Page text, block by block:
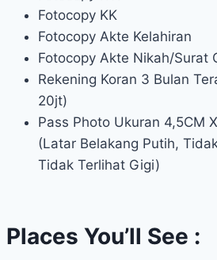
Fotocopy KK
Fotocopy Akte Kelahiran
Fotocopy Akte Nikah/Surat
Rekening Koran 3 Bulan
20jt)
Pass Photo Ukuran 4,5CM
(Latar Belakang Putih,
Tidak Terlihat Gigi)
Places You’ll See :